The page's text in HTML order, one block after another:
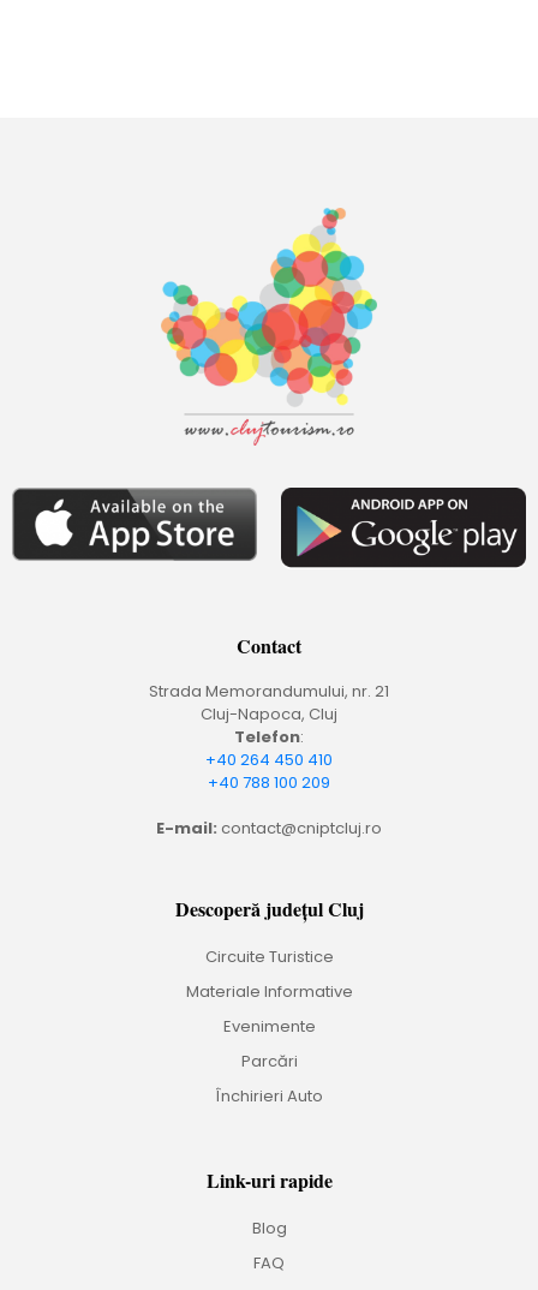
Contact
Strada Memorandumului, nr. 21
Cluj-Napoca, Cluj
Telefon:
+40 264 450 410
+40 788 100 209
E-mail: contact@cniptcluj.ro
Descoperă județul Cluj
Circuite Turistice
Materiale Informative
Evenimente
Parcări
Închirieri Auto
Link-uri rapide
Blog
FAQ